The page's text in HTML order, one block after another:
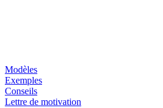
Modèles
Exemples
Conseils
Lettre de motivation